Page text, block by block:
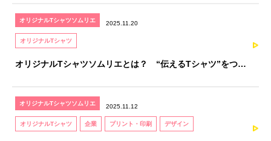
オリジナルTシャツソムリエ 2025.11.20
オリジナルTシャツ
オリジナルTシャツソムリエとは？ “伝えるTシャツ”をつく
オリジナルTシャツソムリエ 2025.11.12
オリジナルTシャツ 企業 プリント・印刷 デザイン